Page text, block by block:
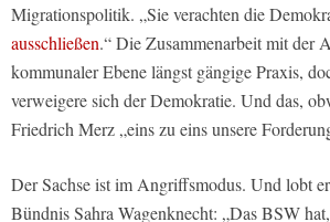
Migrationspolitik. „Sie verachten die
ausschließen.“ Die Zusammenarbeit mit der
kommunaler Ebene längst gängige Praxis,
verweigere sich der Demokratie. Und das,
Friedrich Merz „eins zu eins unsere
Der Sachse ist im Angriffsmodus. Und lobt
Bündnis Sahra Wagenknecht: „Das BSW